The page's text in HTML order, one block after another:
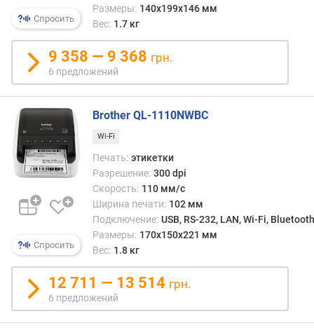
с
и
м
в
о
л
о
в
р
я
д
с
о
с
ь
Спросить
Размеры: 140x199x146 мм
Вес: 1.7 кг
9 358 — 9 368 грн.
6 предложений
Спросить
Brother QL-1110NWBC
Wi-Fi
Печать: этикетки
Разрешение: 300 dpi
Скорость: 110 мм/с
Ширина печати: 102 мм
Подключение: USB, RS-232, LAN, Wi-Fi, Bluetooth
Размеры: 170x150x221 мм
Вес: 1.8 кг
12 711 — 13 514 грн.
6 предложений